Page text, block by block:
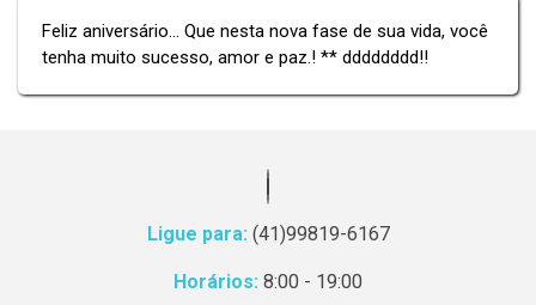
Feliz aniversário... Que nesta nova fase de sua vida, você
tenha muito sucesso, amor e paz.! ** dddddddd!!
Ligue para: (41)99819-6167
Horários: 8:00 - 19:00